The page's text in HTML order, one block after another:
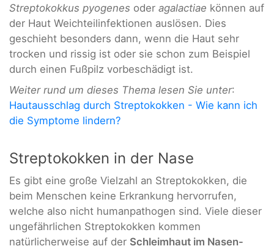
Streptokokkus pyogenes oder agalactiae können auf
der Haut Weichteilinfektionen auslösen. Dies
geschieht besonders dann, wenn die Haut sehr
trocken und rissig ist oder sie schon zum Beispiel
durch einen Fußpilz vorbeschädigt ist.
Weiter rund um dieses Thema lesen Sie unter:
Hautausschlag durch Streptokokken - Wie kann ich
die Symptome lindern?
Streptokokken in der Nase
Es gibt eine große Vielzahl an Streptokokken, die
beim Menschen keine Erkrankung hervorrufen,
welche also nicht humanpathogen sind. Viele dieser
ungefährlichen Streptokokken kommen
natürlicherweise auf der Schleimhaut im Nasen-